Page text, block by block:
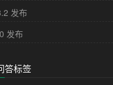
发布
发布
答标签